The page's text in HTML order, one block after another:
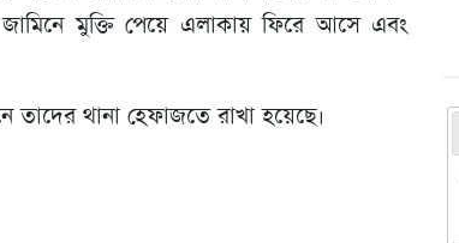
মুক্তি পেয়ে এলাকায় ফিরে আসে এবং
থানা হেফাজতে রাখা হয়েছে।